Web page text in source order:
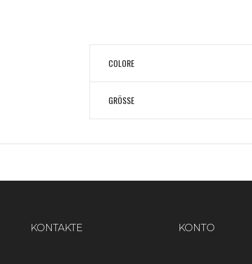
COLORE
GRÖSSE
KONTAKTE KONTO